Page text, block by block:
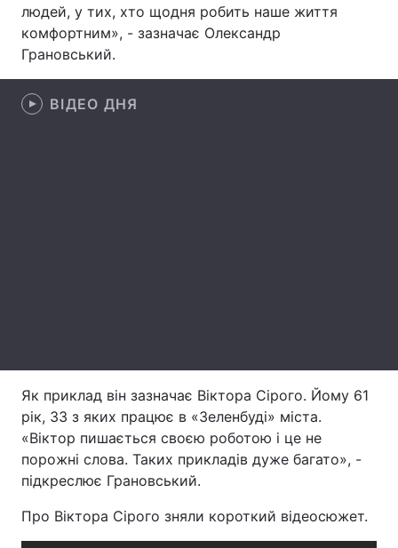
Тема оформлення
людей, у тих, хто щодня робить наше життя
комфортним», - зазначає Олександр
Грановський.
ВІДЕО ДНЯ
Як приклад він зазначає Віктора Сірого. Йому 61
рік, 33 з яких працює в «Зеленбуді» міста.
«Віктор пишається своєю роботою і це не
порожні слова. Таких прикладів дуже багато», -
підкреслює Грановський.
Про Віктора Сірого зняли короткий відеосюжет.